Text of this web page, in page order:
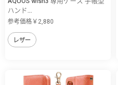
ハンド...
参考価格￥2,880
レザー